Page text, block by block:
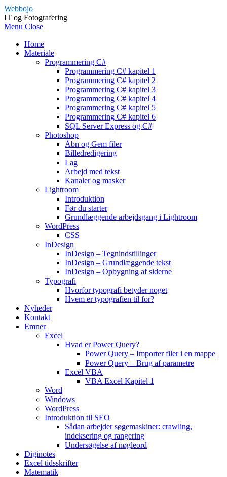
Webbojo
IT og Fotografering
Menu Close
Home
Materiale
Programmering C#
Programmering C# kapitel 1
Programmering C# kapitel 2
Programmering C# kapitel 3
Programmering C# kapitel 4
Programmering C# kapitel 5
Programmering C# kapitel 6
SQL Server Express og C#
Photoshop
Åbn og Gem filer
Billedredigering
Lag
Arbejd med tekst
Kanaler og masker
Lightroom
Introduktion
Før du starter
Grundlæggende arbejdsgang i Lightroom
WordPress
CSS
InDesign
InDesign – Tegnindstillinger
InDesign – Grundlæggende tekst
InDesign – Opbygning af siderne
Typografi
Hvorfor typografi betyder noget
Hvem er typografien til for?
Nyheder
Kontakt
Emner
Excel
Hvad er Power Query?
Power Query – Importer filer i en mappe
Power Query – Brug af parametre
Excel VBA
VBA Excel Kapitel 1
Word
Windows
WordPress
Introduktion til SEO
Sådan arbejder søgemaskiner: crawling,
indeksering og rangering
Undersøgelse af nøgleord
Diginotes
Excel tidsskrifter
Matematik